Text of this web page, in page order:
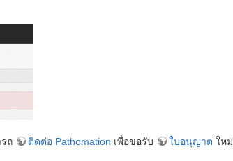
ถ ติดต่อ Pathomation เพื่อขอรับ ใบอนุญาต ใหม่